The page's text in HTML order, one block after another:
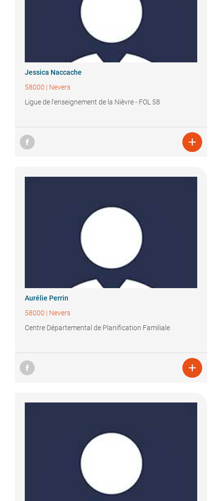
Jessica Naccache
58000 | Nevers
Ligue de l'enseignement de la Nièvre - FOL 58

Aurélie Perrin
58000 | Nevers
Centre Départemental de Planification Familiale
